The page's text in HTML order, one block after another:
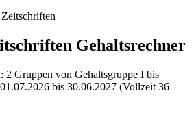
Gehaltsrechner
2 Gruppen von Gehaltsgruppe I bis
bis 30.06.2027 (Vollzeit 36